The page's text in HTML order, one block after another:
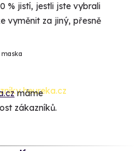
% jistí, jestli jste vybrali
vyměnit za jiný, přesně
máme
zákazníků.